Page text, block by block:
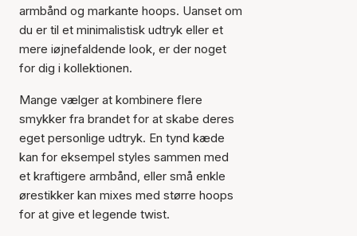
armbånd og markante hoops. Uanset om
du er til et minimalistisk udtryk eller et
mere iøjnefaldende look, er der noget
for dig i kollektionen.
Mange vælger at kombinere flere
smykker fra brandet for at skabe deres
eget personlige udtryk. En tynd kæde
kan for eksempel styles sammen med
et kraftigere armbånd, eller små enkle
ørestikker kan mixes med større hoops
for at give et legende twist.